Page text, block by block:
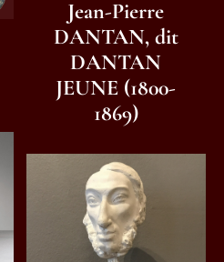
Jean-Pierre
DANTAN, dit
DANTAN
JEUNE (1800-
1869)